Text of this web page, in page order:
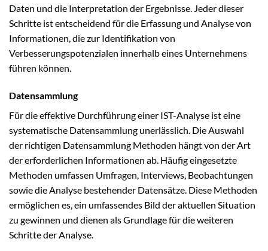
Daten und die Interpretation der Ergebnisse. Jeder dieser
Schritte ist entscheidend für die Erfassung und Analyse von
Informationen, die zur Identifikation von
Verbesserungspotenzialen innerhalb eines Unternehmens
führen können.
Datensammlung
Für die effektive Durchführung einer IST-Analyse ist eine
systematische Datensammlung unerlässlich. Die Auswahl
der richtigen Datensammlung Methoden hängt von der Art
der erforderlichen Informationen ab. Häufig eingesetzte
Methoden umfassen Umfragen, Interviews, Beobachtungen
sowie die Analyse bestehender Datensätze. Diese Methoden
ermöglichen es, ein umfassendes Bild der aktuellen Situation
zu gewinnen und dienen als Grundlage für die weiteren
Schritte der Analyse.